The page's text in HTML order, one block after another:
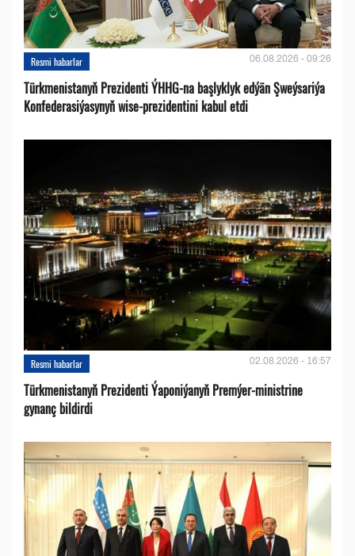
Resmi habarlar 06.08.2026 - 09:26
Türkmenistanyň Prezidenti ÝHHG-na başlyklyk edýän Şweýsariýa
Konfederasiýasynyň wise-prezidentini kabul etdi
Resmi habarlar 02.08.2026 - 16:57
Türkmenistanyň Prezidenti Ýaponiýanyň Premýer-ministrine
gynanç bildirdi